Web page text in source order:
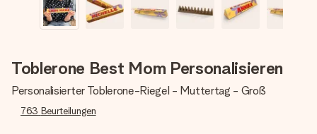
Toblerone Best Mom Personalisieren
Personalisierter Toblerone-Riegel - Muttertag - Groß
763 Beurteilungen